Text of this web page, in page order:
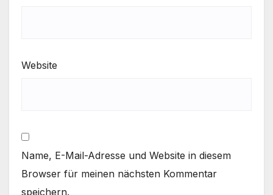
Website
Name, E-Mail-Adresse und Website in diesem
Browser für meinen nächsten Kommentar
speichern.